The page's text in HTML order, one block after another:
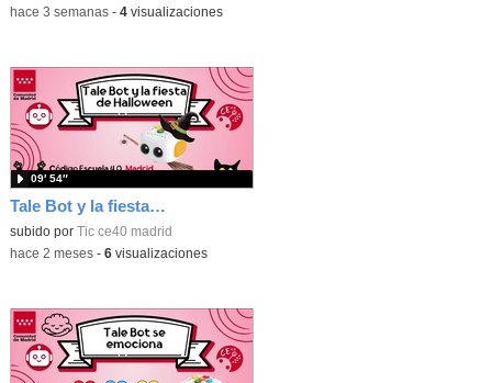
-hace 3 semanas- 4visualizaciones
Tale Bot y la fiesta de Halloween
subido por Tic ce40 madrid
09′ 54″
-hace 2 meses- 6visualizaciones